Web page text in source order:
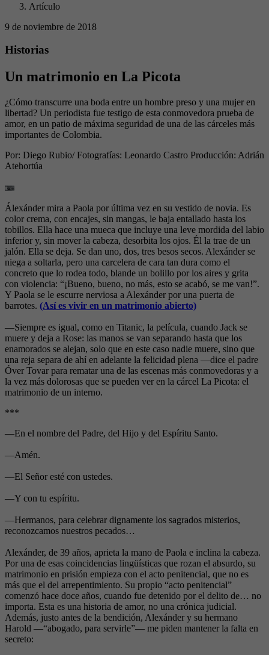
Artículo
9 de noviembre de 2018
Historias
Un matrimonio en La Picota
¿Cómo transcurre una boda entre un hombre preso y una mujer en
libertad? Un periodista fue testigo de esta conmovedora prueba de
amor, en un patio de máxima seguridad de una de las cárceles más
importantes de Colombia.
Por: Diego Rubio/ Fotografías: Leonardo Castro Producción: Adrián
Atehortúa
Álexánder mira a Paola por última vez en su vestido de novia. Es
color crema, con encajes, sin mangas, le baja entallado hasta los
tobillos. Ella hace una mueca que incluye una leve mordida del labio
inferior y, sin mover la cabeza, desorbita los ojos. Él la trae de un
jalón. Ella se deja. Se dan uno, dos, tres besos secos. Alexánder se
niega a soltarla, pero una carcelera de cara tan dura como el
concreto que lo rodea todo, blande un bolillo por los aires y grita
con violencia: “¡Bueno, bueno, no más, esto se acabó, se me van!”.
Y Paola se le escurre nerviosa a Alexánder por una puerta de
barrotes. (Así es vivir en un matrimonio abierto)
—Siempre es igual, como en Titanic, la película, cuando Jack se
muere y deja a Rose: las manos se van separando hasta que los
enamorados se alejan, solo que en este caso nadie muere, sino que
una reja separa de ahí en adelante la felicidad plena —dice el padre
Óver Tovar para rematar una de las escenas más conmovedoras y a
la vez más dolorosas que se pueden ver en la cárcel La Picota: el
matrimonio de un interno.
***
—En el nombre del Padre, del Hijo y del Espíritu Santo.
—Amén.
—El Señor esté con ustedes.
—Y con tu espíritu.
—Hermanos, para celebrar dignamente los sagrados misterios,
reconozcamos nuestros pecados…
Alexánder, de 39 años, aprieta la mano de Paola e inclina la cabeza.
Por una de esas coincidencias lingüísticas que rozan el absurdo, su
matrimonio en prisión empieza con el acto penitencial, que no es
más que el del arrepentimiento. Su propio “acto penitencial”
comenzó hace doce años, cuando fue detenido por el delito de… no
importa. Esta es una historia de amor, no una crónica judicial.
Además, justo antes de la bendición, Alexánder y su hermano
Harold —“abogado, para servirle”— me piden mantener la falta en
secreto: